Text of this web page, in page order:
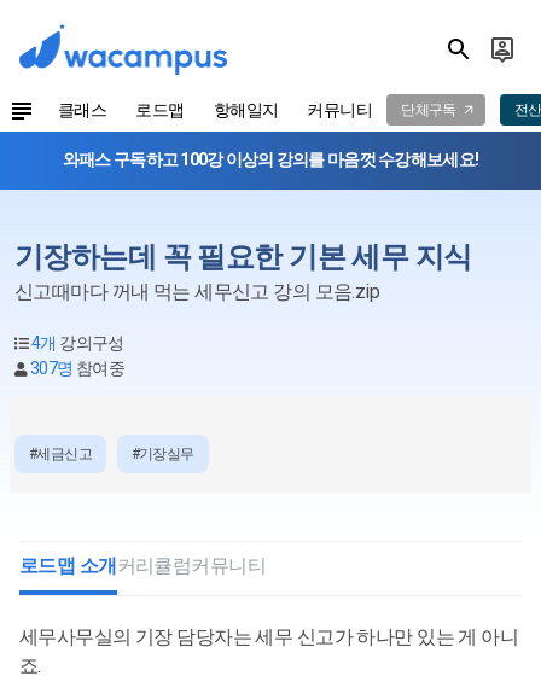
클래스 로드맵 항해일지 커뮤니티 단체구독 전
와패스 구독하고 100강 이상의 강의를 마음껏 수강해보세요!
기장하는데 꼭 필요한 기본 세무 지식
신고때마다 꺼내 먹는 세무신고 강의 모음.zip
4개 강의구성
307명 참여중
#세금신고 #기장실무
로드맵 소개 커리큘럼커뮤니티
세무사무실의 기장 담당자는 세무 신고가 하나만 있는 게 아니
죠.